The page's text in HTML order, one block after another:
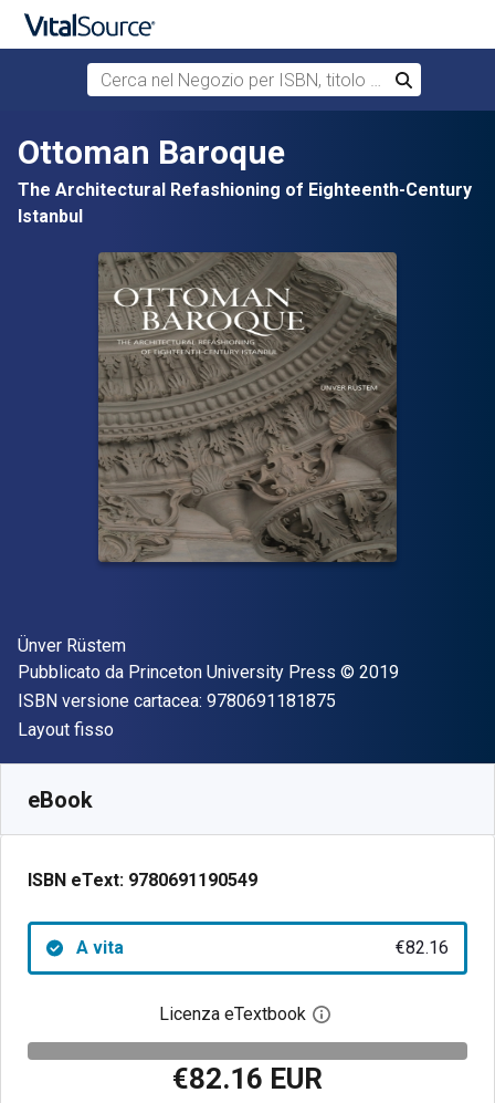
Cerca nel Negozio per ISBN, titolo o autore
Cerca
Ottoman Baroque
The Architectural Refashioning of Eighteenth-Century
Istanbul
Autore(i)
Ünver Rüstem
Editore
Pubblicato da Princeton University Press Copyright
© 2019
ISBN versione cartacea: 9780691181875
Formato
Layout fisso
eBook
ISBN eText: 9780691190549
A vita €82.16
Licenza eTextbook Apri la finestra di
€82.16 EUR